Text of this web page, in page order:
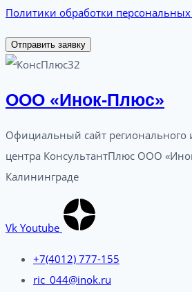
Политики обработки
Отправить заявку
ООО «Инок-Плюс»
Официальный сайт
центра КонсультантПлюс ООО
Калининграде
Vk Youtube
+7(4012) 777-155
ric_044@inok.ru